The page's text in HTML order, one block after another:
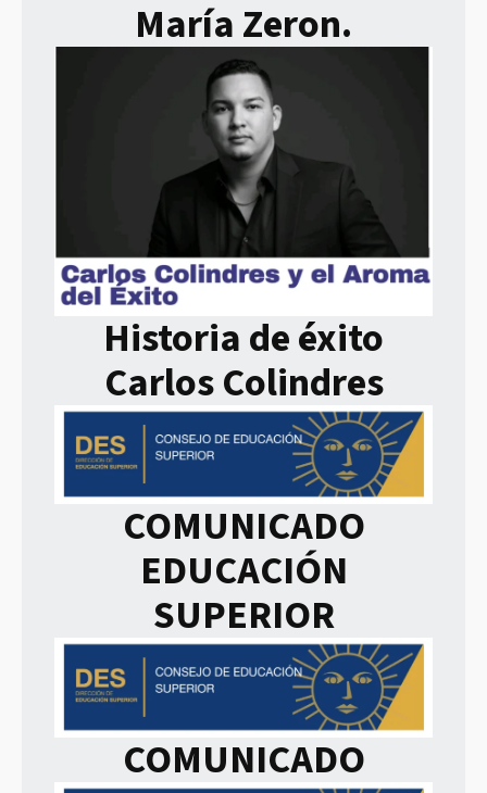
María Zeron.
Historia de éxito
Carlos Colindres
COMUNICADO
EDUCACIÓN
SUPERIOR
COMUNICADO